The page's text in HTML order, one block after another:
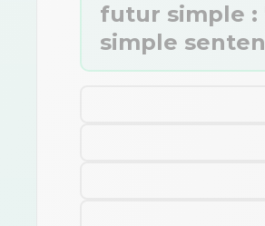
futur simple
simple